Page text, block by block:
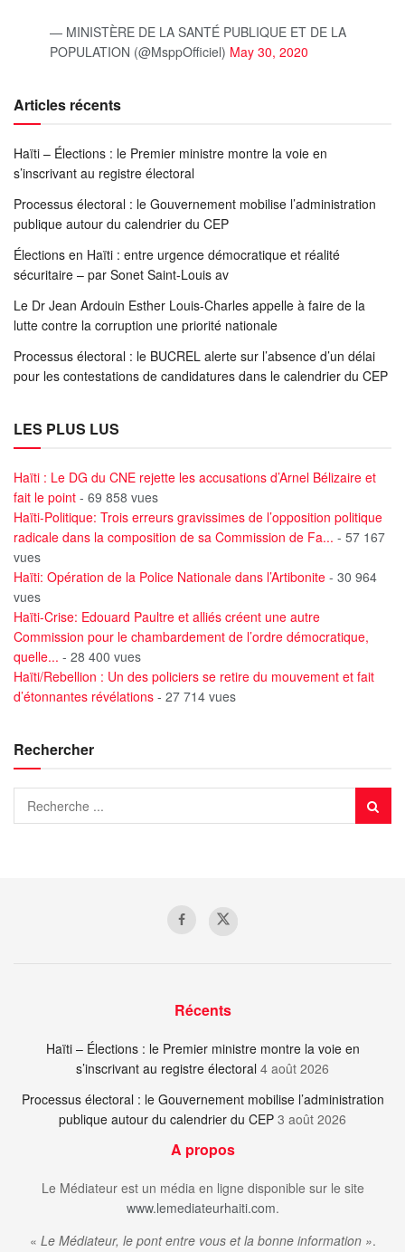
— MINISTÈRE DE LA SANTÉ PUBLIQUE ET DE LA
POPULATION (@MsppOfficiel) May 30, 2020
Articles récents
Haïti – Élections : le Premier ministre montre la voie en
s’inscrivant au registre électoral
Processus électoral : le Gouvernement mobilise l’administration
publique autour du calendrier du CEP
Élections en Haïti : entre urgence démocratique et réalité
sécuritaire – par Sonet Saint-Louis av
Le Dr Jean Ardouin Esther Louis-Charles appelle à faire de la
lutte contre la corruption une priorité nationale
Processus électoral : le BUCREL alerte sur l’absence d’un délai
pour les contestations de candidatures dans le calendrier du CEP
LES PLUS LUS
Haïti : Le DG du CNE rejette les accusations d’Arnel Bélizaire et
fait le point - 69 858 vues
Haïti-Politique: Trois erreurs gravissimes de l’opposition politique
radicale dans la composition de sa Commission de Fa... - 57 167
vues
Haïti: Opération de la Police Nationale dans l’Artibonite - 30 964
vues
Haïti-Crise: Edouard Paultre et alliés créent une autre
Commission pour le chambardement de l’ordre démocratique,
quelle... - 28 400 vues
Haïti/Rebellion : Un des policiers se retire du mouvement et fait
d’étonnantes révélations - 27 714 vues
Rechercher
Récents
Haïti – Élections : le Premier ministre montre la voie en
s’inscrivant au registre électoral 4 août 2026
Processus électoral : le Gouvernement mobilise l’administration
publique autour du calendrier du CEP 3 août 2026
A propos
Le Médiateur est un média en ligne disponible sur le site
www.lemediateurhaiti.com.
« Le Médiateur, le pont entre vous et la bonne information ».